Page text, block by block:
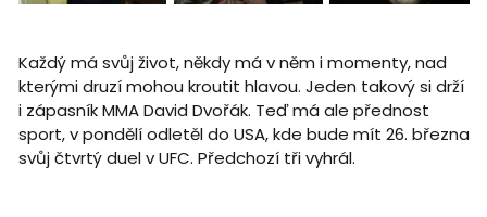
Každý má svůj život, někdy má v něm i momenty, nad
kterými druzí mohou kroutit hlavou. Jeden takový si drží
i zápasník MMA David Dvořák. Teď má ale přednost
sport, v pondělí odletěl do USA, kde bude mít 26. března
svůj čtvrtý duel v UFC. Předchozí tři vyhrál.